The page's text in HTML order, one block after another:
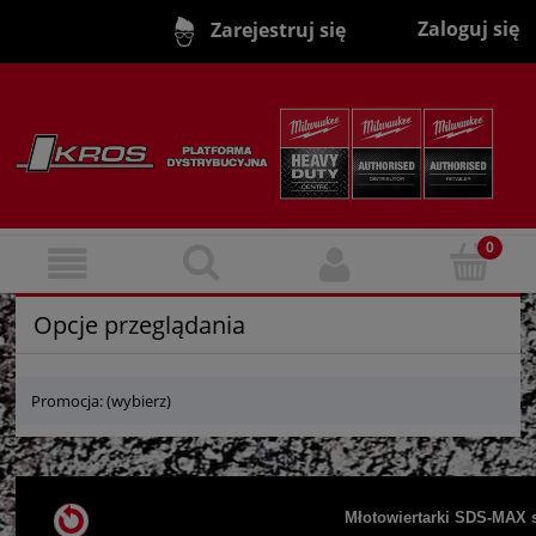
Zarejestruj się Zaloguj się
Opcje przeglądania
Promocja: (wybierz)
Młotowiertarki SDS-MAX